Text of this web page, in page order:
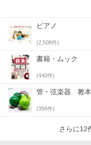
ピアノ
(2,508件)
書籍・ムック
(440件)
管・弦楽器 教
(356件)
さらに12